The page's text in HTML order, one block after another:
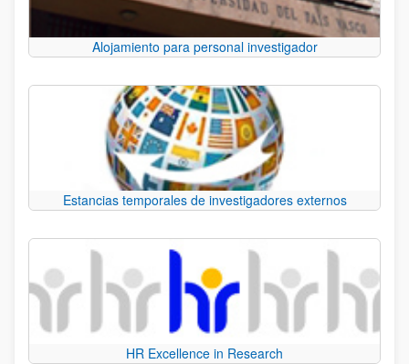
Alojamiento para personal investigador
Estancias temporales de investigadores externos
HR Excellence in Research